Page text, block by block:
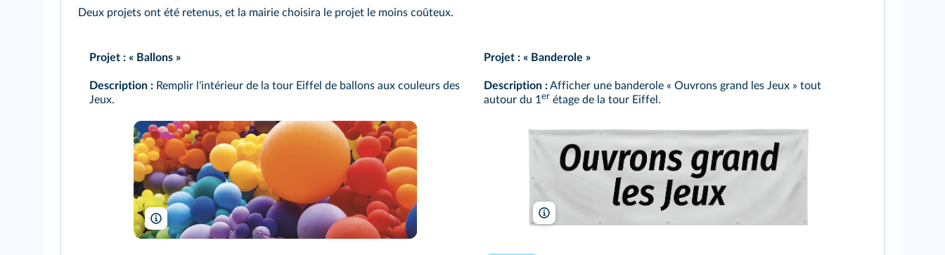
Deux projets ont été retenus, et la mairie choisira le projet le moins coûteux.
Projet : « Ballons »
Description : Remplir l'intérieur de la tour Eiffel de ballons aux couleurs des
Jeux.
lazyllama/Shutterstock
Projet : « Banderole »
Description :Afficher une banderole « Ouvrons grand les Jeux » tout
autour du 1er étage de la tour Eiffel.
Flaviano Zerbetto/Shutterstock